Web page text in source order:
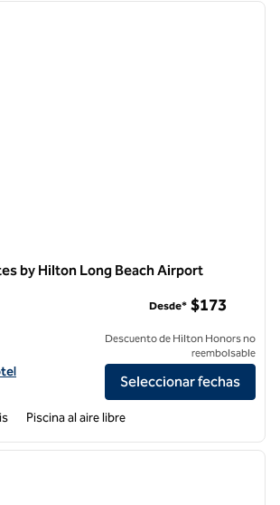
by Hilton Long Beach Airport
Homewood Suites by Hilton Long Beach
Desde* $173
Descuento de Hilton Honors no
reembolsable
Seleccionar fechas
Piscina al aire libre